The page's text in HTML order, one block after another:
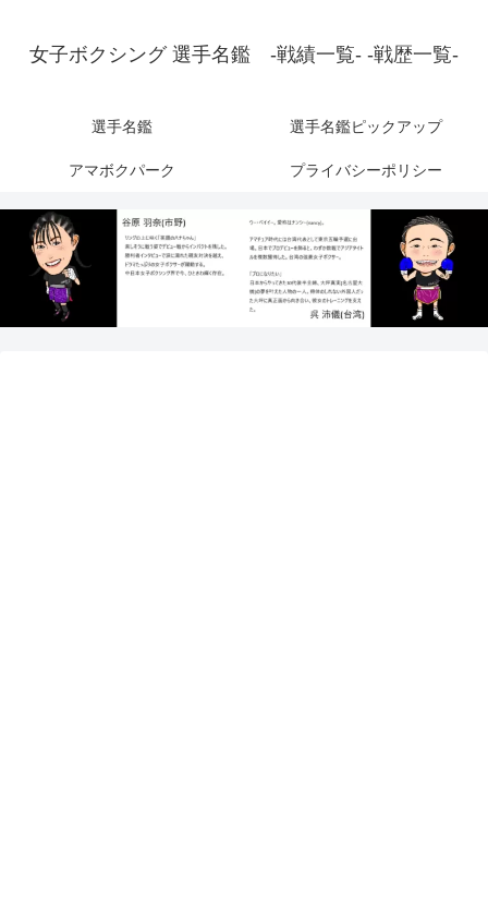
女子ボクシング 選手名鑑 -戦績一覧- -戦歴一覧-
選手名鑑 選手名鑑ピックアップ
アマボクパーク プライバシーポリシー